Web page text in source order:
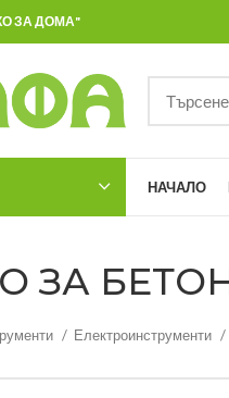
ЗА ДОМА"
НАЧАЛО
БЕТОН
Електроинструменти